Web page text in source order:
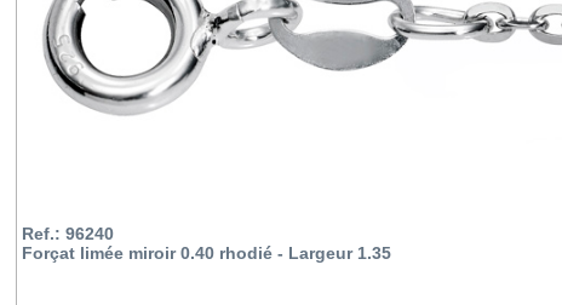
Ref.: 96240
Forçat limée miroir 0.40 rhodié - Largeur 1.35